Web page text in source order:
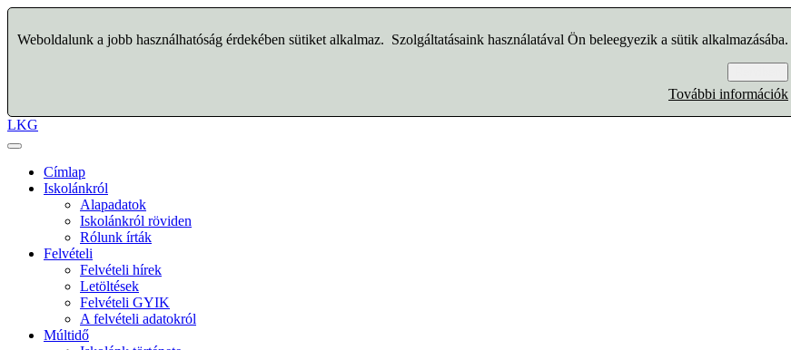
Weboldalunk a jobb használhatóság érdekében sütiket alkalmaz. Szolgáltatásaink használatával Ön beleegyezik a sütik alkalmazásába.
További információk
LKG
Címlap
Iskolánkról
Alapadatok
Iskolánkról röviden
Rólunk írták
Felvételi
Felvételi hírek
Letöltések
Felvételi GYIK
A felvételi adatokról
Múltidő